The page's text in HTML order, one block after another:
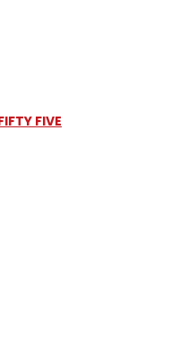
FIVE